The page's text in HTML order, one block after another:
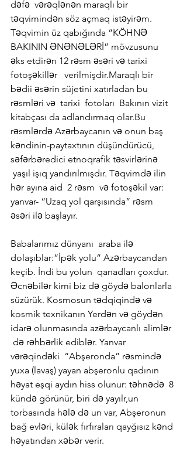
dəfə  vərəqlənən maraqlı bir
təqvimindən söz açmaq istəyirəm.
Təqvimin üz qabığında “KÖHNƏ
BAKININ ƏNƏNƏLƏRİ” mövzusunu
əks etdirən 12 rəsm əsəri və tarixi
fotoşəkillər   verilmişdir.Maraqlı bir
bədii əsərin süjetini xatırladan bu
rəsmləri və  tarixi  fotoları  Bakının vizit
kitabçası da adlandırmaq olar.Bu
rəsmlərdə Azərbaycanın və onun baş
kəndinin-paytaxtının düşündürücü,
səfərbəredici etnoqrafik təsvirlərinə
yaşıl işıq yandırılmışdır. Təqvimdə ilin
hər ayına aid  2 rəsm  və fotoşəkil var:
yanvar- “Uzaq yol qarşısında” rəsm
əsəri ilə başlayır.
Babalarımız dünyanı  araba ilə
dolaşıblar:”İpək yolu” Azərbaycandan
keçib. İndi bu yolun  qanadları çoxdur.
Əcnəbilər kimi biz də göydə balonlarla
süzürük. Kosmosun tədqiqində və
kosmik texnikanın Yerdən və göydən
idarə olunmasında azərbaycanlı alimlər
də rəhbərlik ediblər. Yanvar
vərəqindəki  “Abşeronda” rəsmində
yuxa (lavaş) yayan abşeronlu qadının
həyat eşqi aydın hiss olunur: təhnədə  8
kündə görünür, biri də yayılr,un
torbasında hələ də un var, Abşeronun
bağ evləri, külək fırfıraları qayğısız kənd
həyatından xəbər verir.